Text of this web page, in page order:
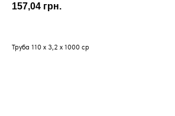
157,04 грн.
Труба 110 х 3,2 х 1000 ср